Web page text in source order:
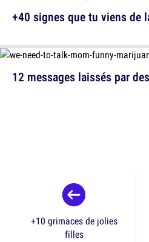
12 messages laissés par
+40 signes que tu viens de
+10 grimaces de jolies
filles